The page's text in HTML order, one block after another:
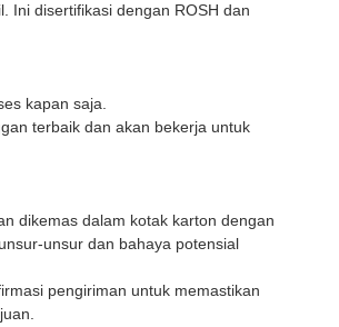
Ini disertifikasi dengan ROSH dan
kapan saja.
terbaik dan akan bekerja untuk
dikemas dalam kotak karton dengan
unsur dan bahaya potensial
pengiriman untuk memastikan